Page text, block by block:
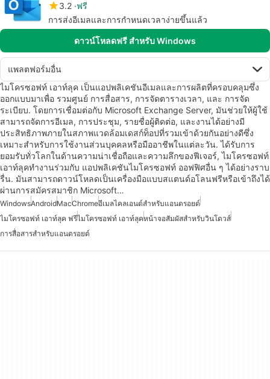
3.2 ฟรี
การส่งอีเมลและการกำหนดเวลาง่ายขึ้นแล้ว
ดาวน์โหลดฟรี สำหรับ Windows
แพลตฟอร์มอื่น
ไมโครซอฟท์ เอาท์ลุค เป็นแอปพลิเคชันอีเมลและการผลิตที่ครอบคลุมซึ่ง
ออกแบบมาเพื่อ รวมศูนย์ การสื่อสาร, การจัดตารางเวลา, และ การจัด
ระเบียบ. โดยการเชื่อมต่อกับ Microsoft Exchange Server, มันช่วยให้ผู้ใช้
สามารถจัดการอีเมล, การประชุม, รายชื่อผู้ติดต่อ, และงานได้อย่างมี
ประสิทธิภาพภายในสภาพแวดล้อมเดสก์ท็อปที่รวมเข้าด้วยกันอย่างดีซึ่ง
เหมาะสำหรับการใช้งานส่วนบุคคลหรือมืออาชีพในแต่ละวัน. ได้รับการ
ยอมรับทั่วโลกในด้านความน่าเชื่อถือและความลึกของฟีเจอร์, ไมโครซอฟท์
เอาท์ลุคทำงานร่วมกับ แอปพลิเคชันไมโครซอฟท์ ออฟฟิศอื่น ๆ ได้อย่างราบ
รื่น. มันสามารถดาวน์โหลดเป็นเครื่องมือแบบสแตนด์อโลนฟรีหรือเข้าถึงได้
ผ่านการสมัครสมาชิก Microsoft…
WindowsAndroidMacChromeอีเมลไคลเอนต์สำหรับแอนดรอยด์
ไมโครซอฟท์ เอาท์ลุค ฟรีไมโครซอฟท์ เอาท์ลุคหน้าจอสัมผัสสำหรับวินโดวส์
การสื่อสารสำหรับแอนดรอยด์